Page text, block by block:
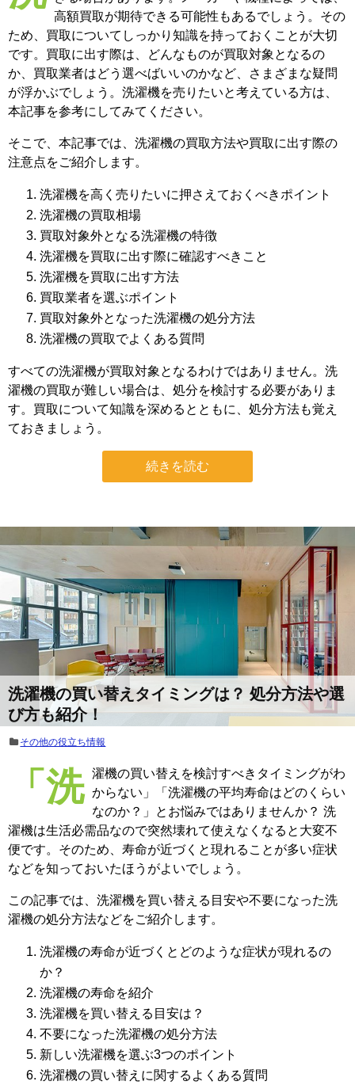
高額買取が期待できる可能性もあるでしょう。その
ため、買取についてしっかり知識を持っておくことが大切
です。買取に出す際は、どんなものが買取対象となるの
か、買取業者はどう選べばいいのかなど、さまざまな疑問
が浮かぶでしょう。洗濯機を売りたいと考えている方は、
本記事を参考にしてみてください。
そこで、本記事では、洗濯機の買取方法や買取に出す際の
注意点をご紹介します。
洗濯機を高く売りたいに押さえておくべきポイント
洗濯機の買取相場
買取対象外となる洗濯機の特徴
洗濯機を買取に出す際に確認すべきこと
洗濯機を買取に出す方法
買取業者を選ぶポイント
買取対象外となった洗濯機の処分方法
洗濯機の買取でよくある質問
すべての洗濯機が買取対象となるわけではありません。洗
濯機の買取が難しい場合は、処分を検討する必要がありま
す。買取について知識を深めるとともに、処分方法も覚え
ておきましょう。
続きを読む
洗濯機の買い替えタイミングは？ 処分方法や選
び方も紹介！
その他の役立ち情報
「洗濯機の買い替えを検討すべきタイミングがわ からない」「洗濯機の平均寿命はどのくらい
なのか？」とお悩みではありませんか？ 洗
濯機は生活必需品なので突然壊れて使えなくなると大変不
便です。そのため、寿命が近づくと現れることが多い症状
などを知っておいたほうがよいでしょう。
この記事では、洗濯機を買い替える目安や不要になった洗
濯機の処分方法などをご紹介します。
洗濯機の寿命が近づくとどのような症状が現れるの
か？
洗濯機の寿命を紹介
洗濯機を買い替える目安は？
不要になった洗濯機の処分方法
新しい洗濯機を選ぶ3つのポイント
洗濯機の買い替えに関するよくある質問